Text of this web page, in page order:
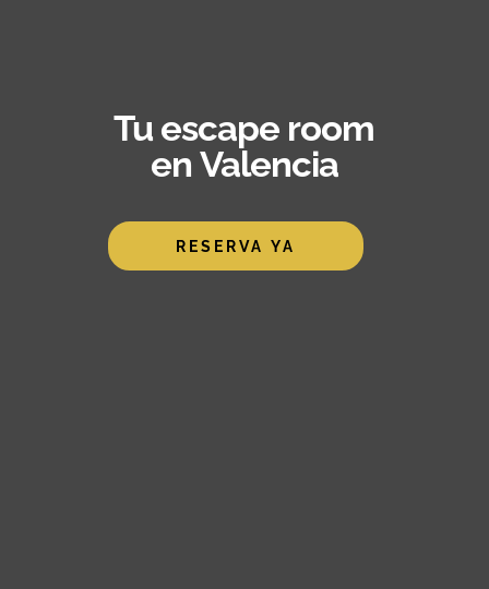
Tu escape room
en Valencia
RESERVA YA